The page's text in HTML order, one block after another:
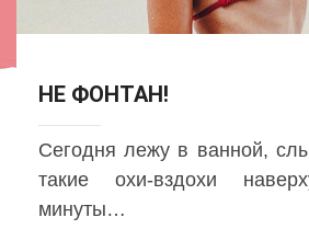
НЕ ФОНТАН!
Сегодня лежу в ванной,
такие охи-вздохи
минуты…